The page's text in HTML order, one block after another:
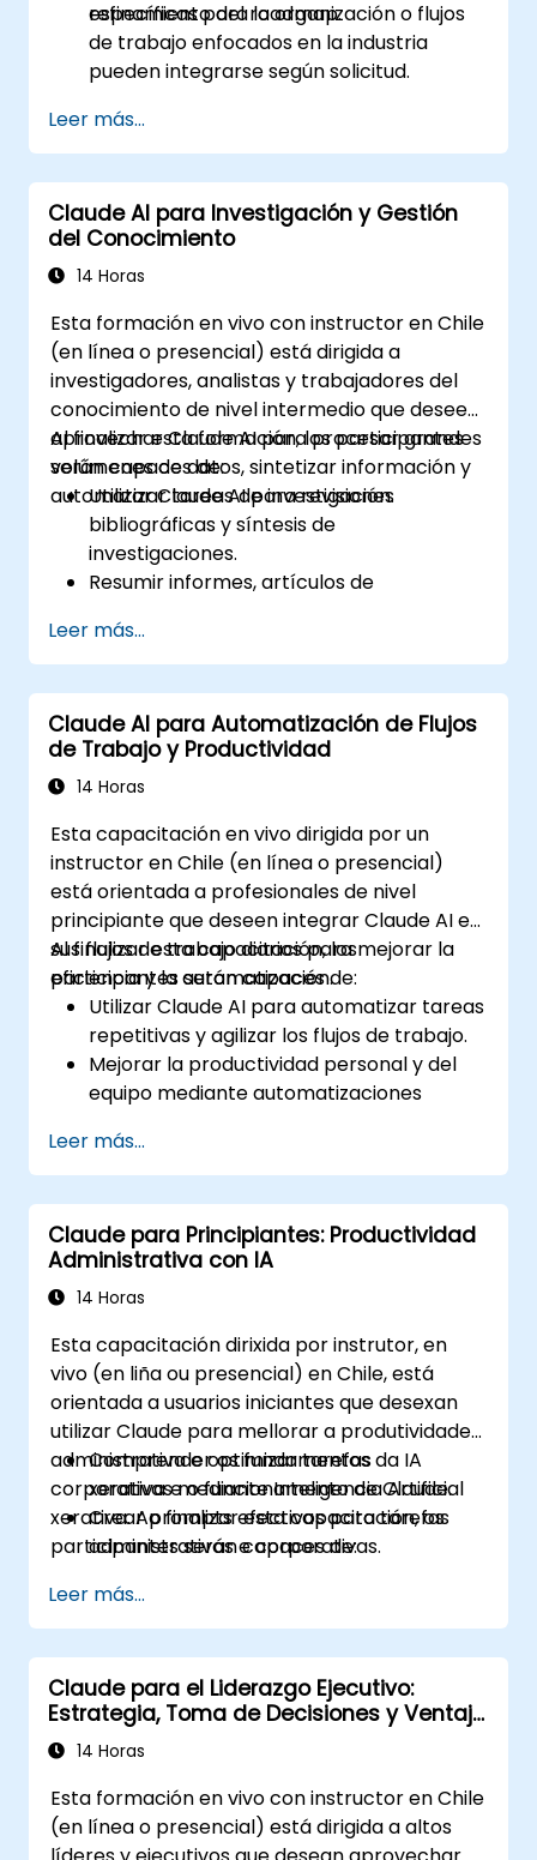
refinamiento del roadmap.
específicas para la organización o flujos
de trabajo enfocados en la industria
pueden integrarse según solicitud.
Leer más...
Claude AI para Investigación y Gestión
del Conocimiento
14 Horas
Esta formación en vivo con instructor en Chile
(en línea o presencial) está dirigida a
investigadores, analistas y trabajadores del
conocimiento de nivel intermedio que deseen
aprovechar Claude AI para procesar grandes
volúmenes de datos, sintetizar información y
automatizar tareas de investigación.
Al finalizar esta formación, los participantes
serán capaces de:
Utilizar Claude AI para revisiones
bibliográficas y síntesis de
investigaciones.
Resumir informes, artículos de
Extraer ideas clave y tendencias a partir
de datos estructurados y no
estructurados.
Integrar Claude AI en flujos de trabajo de
investigación y gestión del conocimiento.
Leer más...
Claude AI para Automatización de Flujos
de Trabajo y Productividad
14 Horas
Esta capacitación en vivo dirigida por un
instructor en Chile (en línea o presencial)
está orientada a profesionales de nivel
principiante que deseen integrar Claude AI en
sus flujos de trabajo diarios para mejorar la
eficiencia y la automatización.
Al finalizar esta capacitación, los
participantes serán capaces de:
Utilizar Claude AI para automatizar tareas
repetitivas y agilizar los flujos de trabajo.
Mejorar la productividad personal y del
equipo mediante automatizaciones
Integrar Claude AI con herramientas y
plataformas empresariales existentes.
Optimizar la toma de decisiones y la
gestión de tareas basadas en IA.
Leer más...
Claude para Principiantes: Productividad
Administrativa con IA
14 Horas
Esta capacitación dirixida por instrutor, en
vivo (en liña ou presencial) en Chile, está
orientada a usuarios iniciantes que desexan
utilizar Claude para mellorar a produtividade
administrativa e optimizar tarefas
corporativas mediante Inteligencia Artificial
xerativa. Ao finalizar esta capacitación, os
participantes serán capaces de:
Comprender os fundamentos da IA
xerativa e o funcionamento de Claude.
Crear prompts efectivos para tarefas
administrativas e corporativas.
correos e reportes utilizando IA.
Organizar tarefas e optimizar actividades
administrativas diarias.
Utilizar Claude como apoio para análise
básica de información e follas de cálculo.
Aplicar boas prácticas de seguridade e
Leer más...
Claude para el Liderazgo Ejecutivo:
Estrategia, Toma de Decisiones y Ventaja
Competitiva
14 Horas
Esta formación en vivo con instructor en Chile
(en línea o presencial) está dirigida a altos